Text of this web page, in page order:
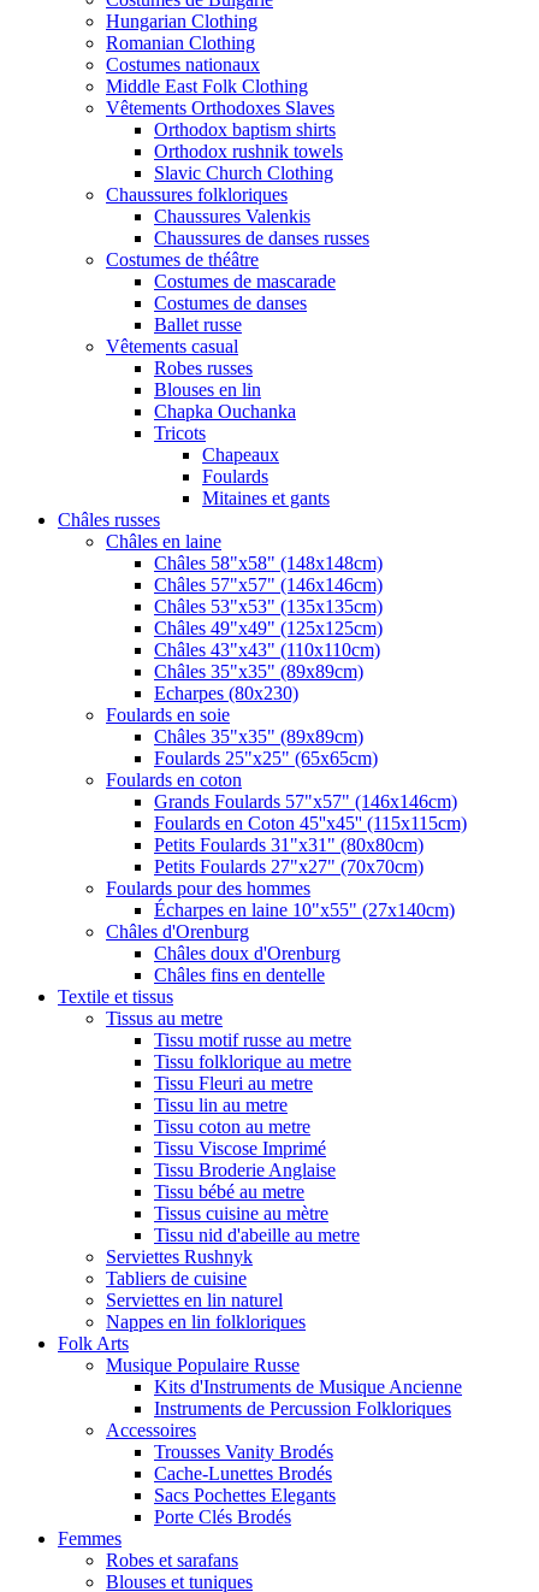
Hungarian Clothing
Romanian Clothing
Costumes nationaux
Middle East Folk Clothing
Vêtements Orthodoxes Slaves
Orthodox baptism shirts
Orthodox rushnik towels
Slavic Church Clothing
Chaussures folkloriques
Chaussures Valenkis
Chaussures de danses russes
Costumes de théâtre
Costumes de mascarade
Costumes de danses
Ballet russe
Vêtements casual
Robes russes
Blouses en lin
Chapka Ouchanka
Tricots
Chapeaux
Foulards
Mitaines et gants
Châles russes
Châles en laine
Châles 58"x58" (148x148cm)
Châles 57"x57" (146x146cm)
Châles 53"x53" (135x135cm)
Châles 49"x49" (125x125cm)
Châles 43"x43" (110x110cm)
Châles 35"x35" (89x89cm)
Echarpes (80х230)
Foulards en soie
Châles 35"x35" (89x89cm)
Foulards 25"x25" (65x65cm)
Foulards en coton
Grands Foulards 57"x57" (146x146cm)
Foulards en Coton 45''x45'' (115x115cm)
Petits Foulards 31"x31" (80x80cm)
Petits Foulards 27"x27" (70x70cm)
Foulards pour des hommes
Écharpes en laine 10"x55" (27x140cm)
Châles d'Orenburg
Châles doux d'Orenburg
Châles fins en dentelle
Textile et tissus
Tissus au metre
Tissu motif russe au metre
Tissu folklorique au metre
Tissu Fleuri au metre
Tissu lin au metre
Tissu coton au metre
Tissu Viscose Imprimé
Tissu Broderie Anglaise
Tissu bébé au metre
Tissus cuisine au mètre
Tissu nid d'abeille au metre
Serviettes Rushnyk
Tabliers de cuisine
Serviettes en lin naturel
Nappes en lin folkloriques
Folk Arts
Musique Populaire Russe
Kits d'Instruments de Musique Ancienne
Instruments de Percussion Folkloriques
Accessoires
Trousses Vanity Brodés
Cache-Lunettes Brodés
Sacs Pochettes Elegants
Porte Clés Brodés
Femmes
Robes et sarafans
Blouses et tuniques